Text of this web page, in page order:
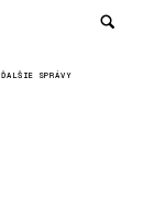
ĎALŠIE SPRÁVY